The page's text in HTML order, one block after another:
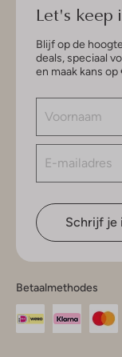
Let's keep
Blijf op de
deals, speciaal
en maak kans
Schrijf je
Betaalmethodes